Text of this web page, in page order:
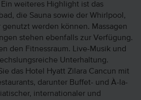
weiteres Highlight ist das
die Sauna sowie der Whirlpool,
werden können. Massagen
stehen ebenfalls zur Verfügung.
den Fitnessraum. Live-Musik und
Unterhaltung.
das Hotel Hyatt Zilara Cancun mit
darunter Buffet- und À-la-
internationaler und